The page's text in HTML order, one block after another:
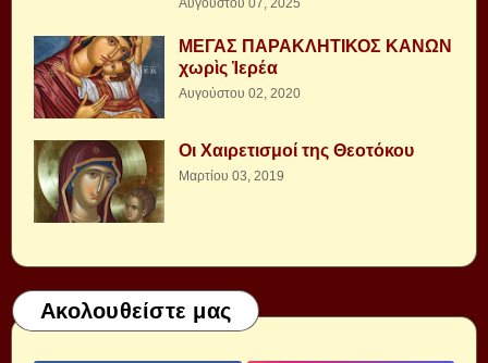
Αυγούστου 07, 2025
ΜΕΓΑΣ ΠΑΡΑΚΛΗΤΙΚΟΣ ΚΑΝΩΝ
χωρὶς Ἱερέα
Αυγούστου 02, 2020
Οι Χαιρετισμοί της Θεοτόκου
Μαρτίου 03, 2019
Ακολουθείστε μας